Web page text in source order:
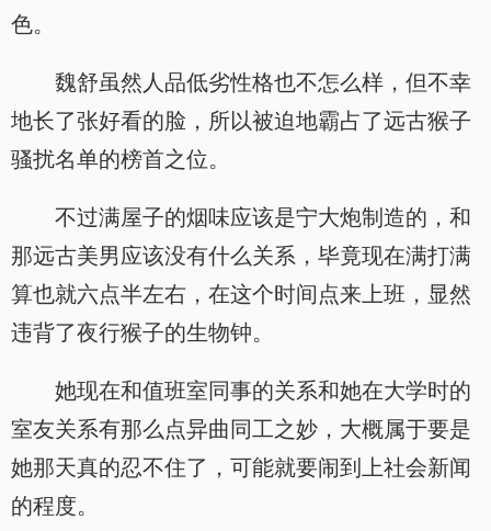
色。
魏舒虽然人品低劣性格也不怎么样，但不幸
地长了张好看的脸，所以被迫地霸占了远古猴子
骚扰名单的榜首之位。
不过满屋子的烟味应该是宁大炮制造的，和
那远古美男应该没有什么关系，毕竟现在满打满
算也就六点半左右，在这个时间点来上班，显然
违背了夜行猴子的生物钟。
她现在和值班室同事的关系和她在大学时的
室友关系有那么点异曲同工之妙，大概属于要是
她那天真的忍不住了，可能就要闹到上社会新闻
的程度。